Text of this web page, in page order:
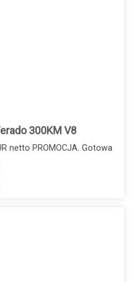
300KM V8
netto PROMOCJA. Gotowa